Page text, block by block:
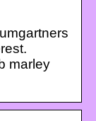
marley